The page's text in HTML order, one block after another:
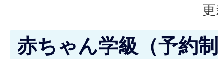
赤ちゃん学級（予約